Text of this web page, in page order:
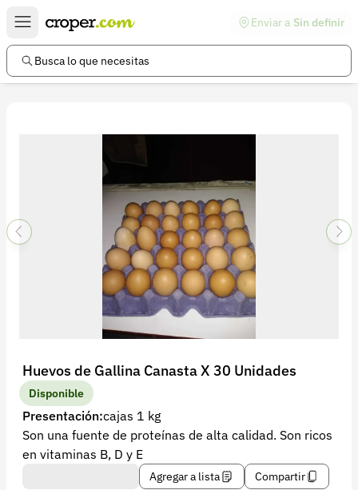
Enviar a Sin definir
Busca lo que necesitas
Huevos de Gallina Canasta X 30 Unidades
Disponible
Presentación:cajas 1 kg
Son una fuente de proteínas de alta calidad. Son ricos
en vitaminas B, D y E
Agregar a lista Compartir
Enlaces de interés
Preguntas frecuentes
Términos y condiciones
Política de devoluciones
Política de privacidad
Recuperar contraseña
Contacto
Soporte
+57 323 2931928